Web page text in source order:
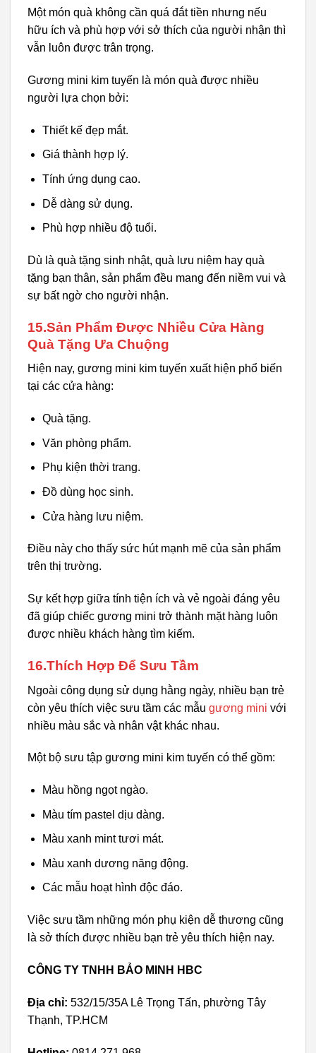
Một món quà không cần quá đắt tiền nhưng nếu
hữu ích và phù hợp với sở thích của người nhận thì
vẫn luôn được trân trọng.
Gương mini kim tuyến là món quà được nhiều
người lựa chọn bởi:
Thiết kế đẹp mắt.
Giá thành hợp lý.
Tính ứng dụng cao.
Dễ dàng sử dụng.
Phù hợp nhiều độ tuổi.
Dù là quà tặng sinh nhật, quà lưu niệm hay quà
tặng bạn thân, sản phẩm đều mang đến niềm vui và
sự bất ngờ cho người nhận.
15.Sản Phẩm Được Nhiều Cửa Hàng
Quà Tặng Ưa Chuộng
Hiện nay, gương mini kim tuyến xuất hiện phổ biến
tại các cửa hàng:
Quà tặng.
Văn phòng phẩm.
Phụ kiện thời trang.
Đồ dùng học sinh.
Cửa hàng lưu niệm.
Điều này cho thấy sức hút mạnh mẽ của sản phẩm
trên thị trường.
Sự kết hợp giữa tính tiện ích và vẻ ngoài đáng yêu
đã giúp chiếc gương mini trở thành mặt hàng luôn
được nhiều khách hàng tìm kiếm.
16.Thích Hợp Để Sưu Tầm
Ngoài công dụng sử dụng hằng ngày, nhiều bạn trẻ
còn yêu thích việc sưu tầm các mẫu gương mini với
nhiều màu sắc và nhân vật khác nhau.
Một bộ sưu tập gương mini kim tuyến có thể gồm:
Màu hồng ngọt ngào.
Màu tím pastel dịu dàng.
Màu xanh mint tươi mát.
Màu xanh dương năng động.
Các mẫu hoạt hình độc đáo.
Việc sưu tầm những món phụ kiện dễ thương cũng
là sở thích được nhiều bạn trẻ yêu thích hiện nay.
CÔNG TY TNHH BẢO MINH HBC
Địa chỉ: 532/15/35A Lê Trọng Tấn, phường Tây
Thạnh, TP.HCM